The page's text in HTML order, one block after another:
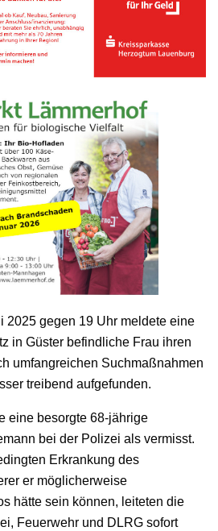
2025 gegen 19 Uhr meldete eine
in Güster befindliche Frau ihren
umfangreichen Suchmaßnahmen
treibend aufgefunden.
eine besorgte 68-jährige
bei der Polizei als vermisst.
Erkrankung des
er möglicherweise
hätte sein können, leiteten die
Feuerwehr und DLRG sofort